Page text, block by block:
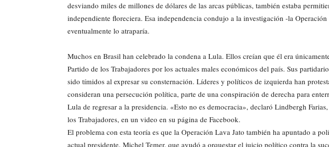
desviando miles de millones de dólares de las arcas públicas, también estaba
independiente floreciera. Esa independencia condujo a la investigación -la
eventualmente lo atraparía.
Muchos en Brasil han celebrado la condena a Lula. Ellos creían que él era
Partido de los Trabajadores por los actuales males económicos del país. Sus
sido tímidos al expresar su consternación. Líderes y políticos de izquierda han
consideran una persecución política, parte de una conspiración de derecha para
Lula de regresar a la presidencia. «Esto no es democracia», declaró Lindbergh
los Trabajadores, en un video en su página de Facebook.
El problema con esta teoría es que la Operación Lava Jato también ha apuntado a
actual presidente, Michel Temer, que ayudó a orquestar el juicio político contra la